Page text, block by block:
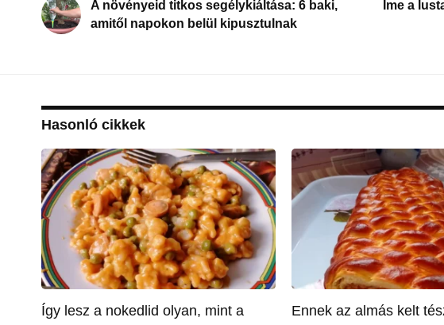
A növényeid titkos segélykiáltása: 6 baki,
amitől napokon belül kipusztulnak
Íme a
Hasonló cikkek
Így lesz a nokedlid olyan, mint a
Ennek az almás kelt